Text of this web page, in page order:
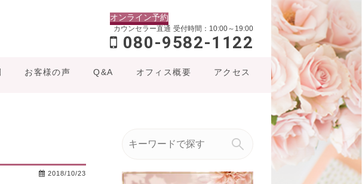
オンライン予約
カウンセラー直通 受付時間：10:00～19:00
080-9582-1122
お客様の声 Q&A オフィス概要 アクセス
2018/10/23